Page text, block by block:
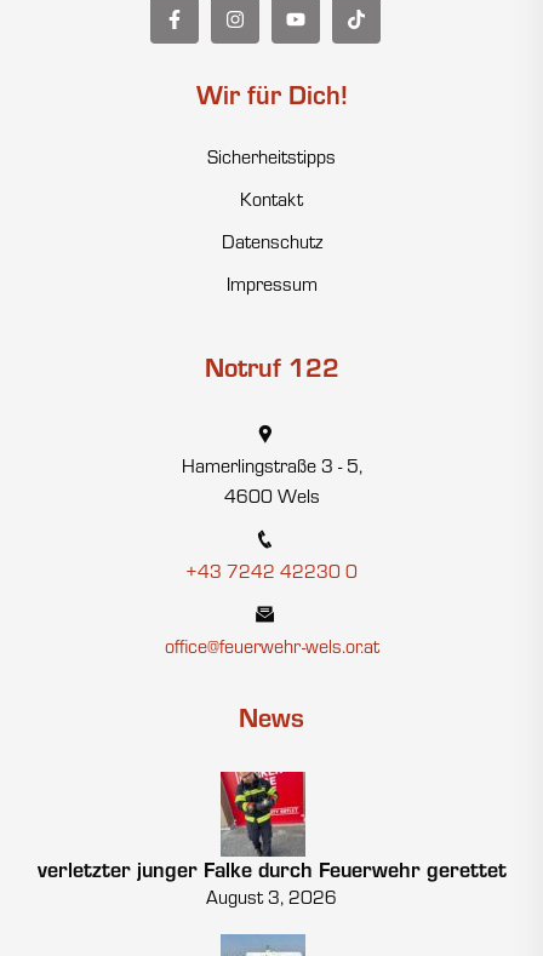
Wir für Dich!
Sicherheitstipps
Kontakt
Datenschutz
Impressum
Notruf 122
Hamerlingstraße 3 - 5,
4600 Wels
+43 7242 42230 0
office@feuerwehr-wels.or.at
News
verletzter junger Falke durch Feuerwehr gerettet
August 3, 2026